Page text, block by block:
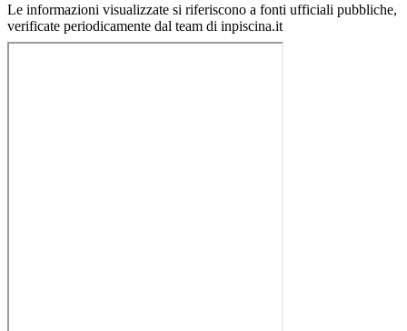
Le informazioni visualizzate si riferiscono a fonti ufficiali pubbliche,
verificate periodicamente dal team di inpiscina.it